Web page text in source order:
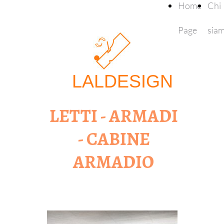
LALDESIGN
Home
Page
Chi
LETTI - ARMADI
- CABINE
ARMADIO